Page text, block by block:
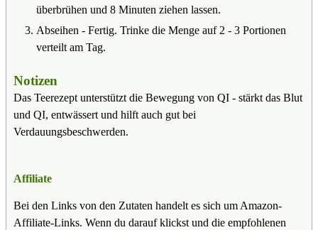
überbrühen und 8 Minuten ziehen lassen.
Abseihen - Fertig. Trinke die Menge auf 2 - 3 Portionen
verteilt am Tag.
Notizen
Das Teerezept unterstützt die Bewegung von QI - stärkt das Blut
und QI, entwässert und hilft auch gut bei
Verdauungsbeschwerden.
Affiliate
Bei den Links von den Zutaten handelt es sich um Amazon-
Affiliate-Links. Wenn du darauf klickst und die empfohlenen